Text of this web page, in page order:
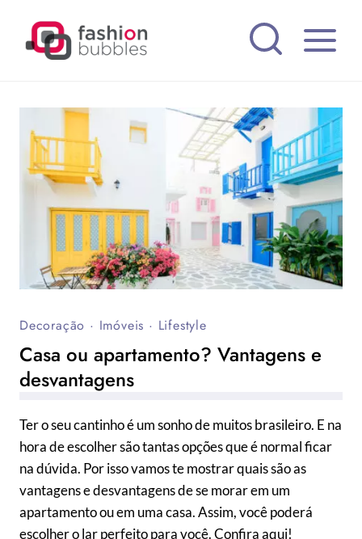
Decoração · Imóveis · Lifestyle
Casa ou apartamento? Vantagens e
desvantagens
Ter o seu cantinho é um sonho de muitos brasileiro. E na
hora de escolher são tantas opções que é normal ficar
na dúvida. Por isso vamos te mostrar quais são as
vantagens e desvantagens de se morar em um
apartamento ou em uma casa. Assim, você poderá
escolher o lar perfeito para você. Confira aqui!